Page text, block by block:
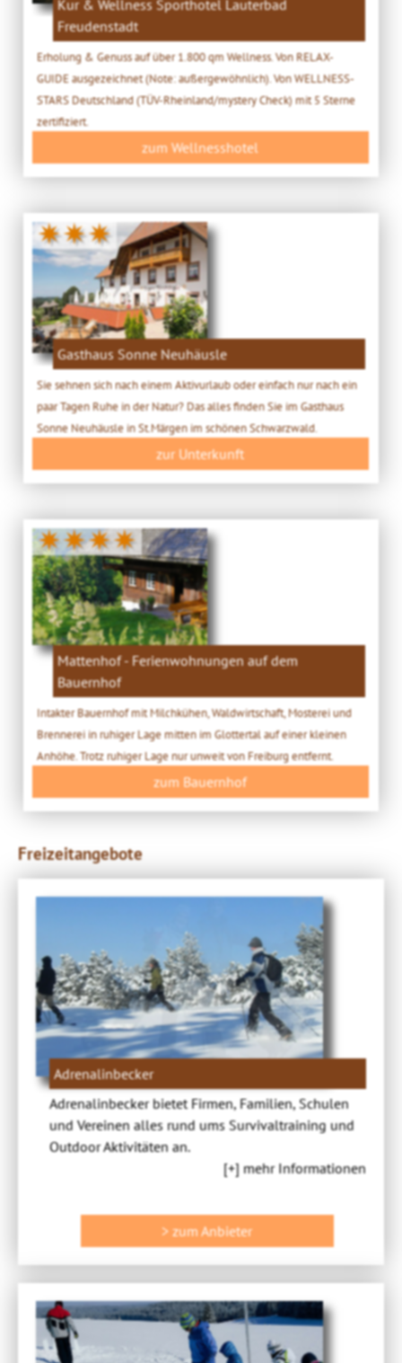
Kur & Wellness Sporthotel Lauterbad
Freudenstadt
Erholung & Genuss auf über 1.800 qm Wellness. Von RELAX-
GUIDE ausgezeichnet (Note: außergewöhnlich). Von WELLNESS-
STARS Deutschland (TÜV-Rheinland/mystery Check) mit 5 Sterne
zertifiziert.
zum Wellnesshotel
✷✷✷
Gasthaus Sonne Neuhäusle
Sie sehnen sich nach einem Aktivurlaub oder einfach nur nach ein
paar Tagen Ruhe in der Natur? Das alles finden Sie im Gasthaus
Sonne Neuhäusle in St.Märgen im schönen Schwarzwald.
zur Unterkunft
✷✷✷✷
Mattenhof - Ferienwohnungen auf dem
Bauernhof
Intakter Bauernhof mit Milchkühen, Waldwirtschaft, Mosterei und
Brennerei in ruhiger Lage mitten im Glottertal auf einer kleinen
Anhöhe. Trotz ruhiger Lage nur unweit von Freiburg entfernt.
zum Bauernhof
Freizeitangebote
Adrenalinbecker
Adrenalinbecker bietet Firmen, Familien, Schulen
und Vereinen alles rund ums Survivaltraining und
Outdoor Aktivitäten an.
[+] mehr Informationen
> zum Anbieter